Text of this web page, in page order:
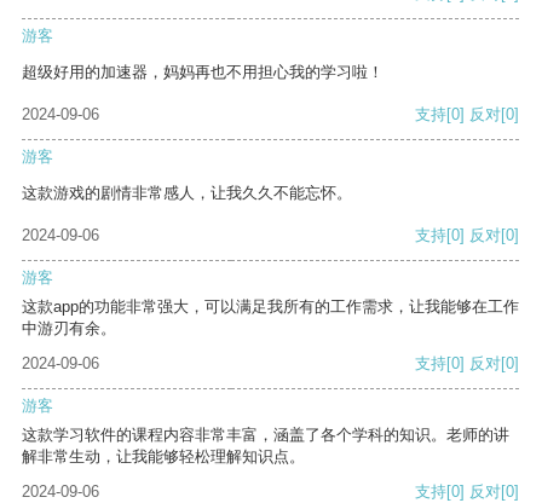
游客
超级好用的加速器，妈妈再也不用担心我的学习啦！
2024-09-06 支持[0] 反对[0]
游客
这款游戏的剧情非常感人，让我久久不能忘怀。
2024-09-06 支持[0] 反对[0]
游客
这款app的功能非常强大，可以满足我所有的工作需求，让我能够在工作
中游刃有余。
2024-09-06
支持[0] 反对[0]
游客
这款学习软件的课程内容非常丰富，涵盖了各个学科的知识。老师的讲
解非常生动，让我能够轻松理解知识点。
2024-09-06
支持[0] 反对[0]